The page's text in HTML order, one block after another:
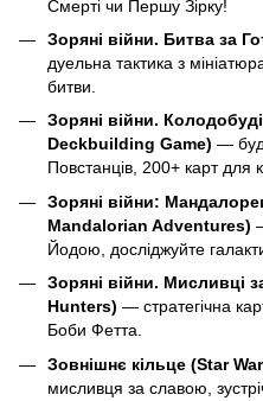
Смерті чи Першу Зірку!
Зоряні війни. Битва за
дуельна тактика з
битви.
Зоряні війни.
Deckbuilding Game) —
Повстанців, 200+ карт для
Зоряні війни:
Mandalorian Adventures)
Йодою, досліджуйте
Зоряні війни. Мисливці
Hunters) — стратегічна
Боби Фетта.
Зовнішнє кільце (Star
мисливця за славою,